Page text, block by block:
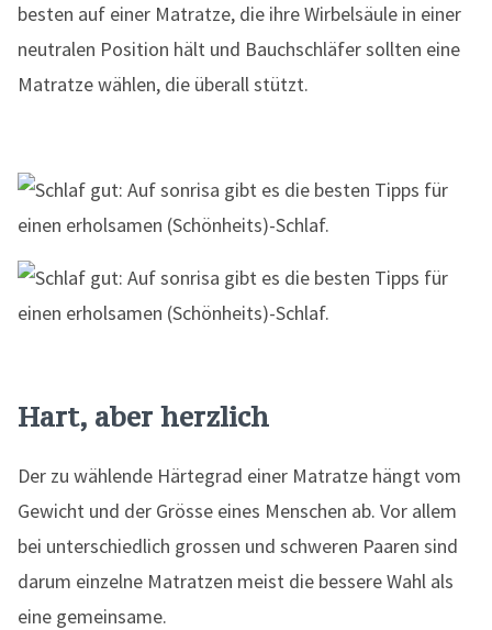
besten auf einer Matratze, die ihre Wirbelsäule in einer
neutralen Position hält und Bauchschläfer sollten eine
Matratze wählen, die überall stützt.
Hart, aber herzlich
Der zu wählende Härtegrad einer Matratze hängt vom
Gewicht und der Grösse eines Menschen ab. Vor allem
bei unterschiedlich grossen und schweren Paaren sind
darum einzelne Matratzen meist die bessere Wahl als
eine gemeinsame.